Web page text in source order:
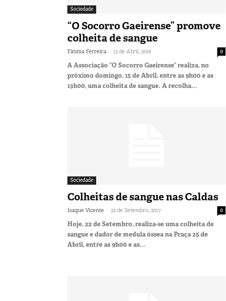
Sociedade
“O Socorro Gaeirense” promove
colheita de sangue
Fátima Ferreira - 13 de Abril, 2018 0
A Associação “O Socorro Gaeirense” realiza, no
próximo domingo, 15 de Abril, entre as 9h00 e as
13h00, uma colheita de sangue. A recolha...
Sociedade
Colheitas de sangue nas Caldas
Isaque Vicente - 22 de Setembro, 2017 0
Hoje, 22 de Setembro, realiza-se uma colheita de
sangue e dador de medula óssea na Praça 25 de
Abril, entre as 9h00 e as...